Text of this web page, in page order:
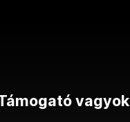
vagyok